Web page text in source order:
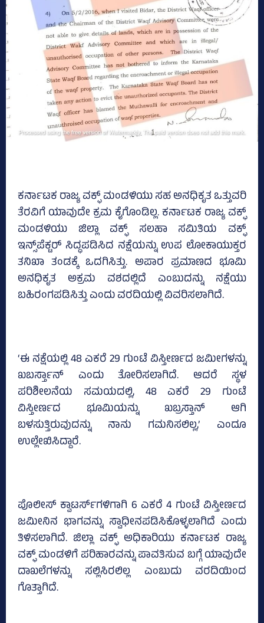
ಕರ್ನಾಟಕ ರಾಜ್ಯ ವಕ್ಫ್ ಮಂಡಳಿಯು ಸಹ ಅನಧಿಕೃತ ಒತ್ತುವರಿ
ತೆರವಿಗೆ ಯಾವುದೇ ಕ್ರಮ ಕೈಗೊಂಡಿಲ್ಲ. ಕರ್ನಾಟಕ ರಾಜ್ಯ ವಕ್ಫ್
ಮಂಡಳಿಯು ಜಿಲ್ಲಾ ವಕ್ಫ್ ಸಲಹಾ ಸಮಿತಿಯ ವಕ್ಫ್
ಇನ್ಸ್‌ಪೆಕ್ಟರ್ ಸಿದ್ಧಪಡಿಸಿದ ನಕ್ಷೆಯನ್ನು ಉಪ ಲೋಕಾಯುಕ್ತರ
ತನಿಖಾ ತಂಡಕ್ಕೆ ಒದಗಿಸಿತ್ತು. ಅಪಾರ ಪ್ರಮಾಣದ ಭೂಮಿ
ಅನಧಿಕೃತ ಅಕ್ರಮ ವಶದಲ್ಲಿದೆ ಎಂಬುದನ್ನು ನಕ್ಷೆಯು
ಬಹಿರಂಗಪಡಿಸಿತ್ತು ಎಂದು ವರದಿಯಲ್ಲಿ ವಿವರಿಸಲಾಗಿದೆ.
‘ಈ ನಕ್ಷೆಯಲ್ಲಿ 48 ಎಕರೆ 29 ಗುಂಟೆ ವಿಸ್ತೀರ್ಣದ ಜಮೀಗಳನ್ನು
ಖಬರ್ಸ್ತಾನ್ ಎಂದು ತೋರಿಸಲಾಗಿದೆ. ಆದರೆ ಸ್ಥಳ
ಪರಿಶೀಲನೆಯ ಸಮಯದಲ್ಲಿ, 48 ಎಕರೆ 29 ಗುಂಟೆ
ವಿಸ್ತೀರ್ಣದ ಭೂಮಿಯನ್ನು ಖಬ್ರಸ್ತಾನ್ ಆಗಿ
ಬಳಸುತ್ತಿರುವುದನ್ನು ನಾನು ಗಮನಿಸಲಿಲ್ಲ,’ ಎಂದೂ
ಉಲ್ಲೇಖಿಸಿದ್ದಾರೆ.
ಪೊಲೀಸ್ ಕ್ವಾಟರ್ಸ್‌ಗಳಿಗಾಗಿ 6 ​​ಎಕರೆ 4 ಗುಂಟೆ ವಿಸ್ತೀರ್ಣದ
ಜಮೀನಿನ ಭಾಗವನ್ನು ಸ್ವಾಧೀನಪಡಿಸಿಕೊಳ್ಳಲಾಗಿದೆ ಎಂದು
ತಿಳಿಸಲಾಗಿದೆ. ಜಿಲ್ಲಾ ವಕ್ಫ್ ಅಧಿಕಾರಿಯು ಕರ್ನಾಟಕ ರಾಜ್ಯ
ವಕ್ಫ್ ಮಂಡಳಿಗೆ ಪರಿಹಾರವನ್ನು ಪಾವತಿಸುವ ಬಗ್ಗೆ ಯಾವುದೇ
ದಾಖಲೆಗಳನ್ನು ಸಲ್ಲಿಸಿರಲಿಲ್ಲ ಎಂಬುದು ವರದಿಯಿಂದ
ಗೊತ್ತಾಗಿದೆ.